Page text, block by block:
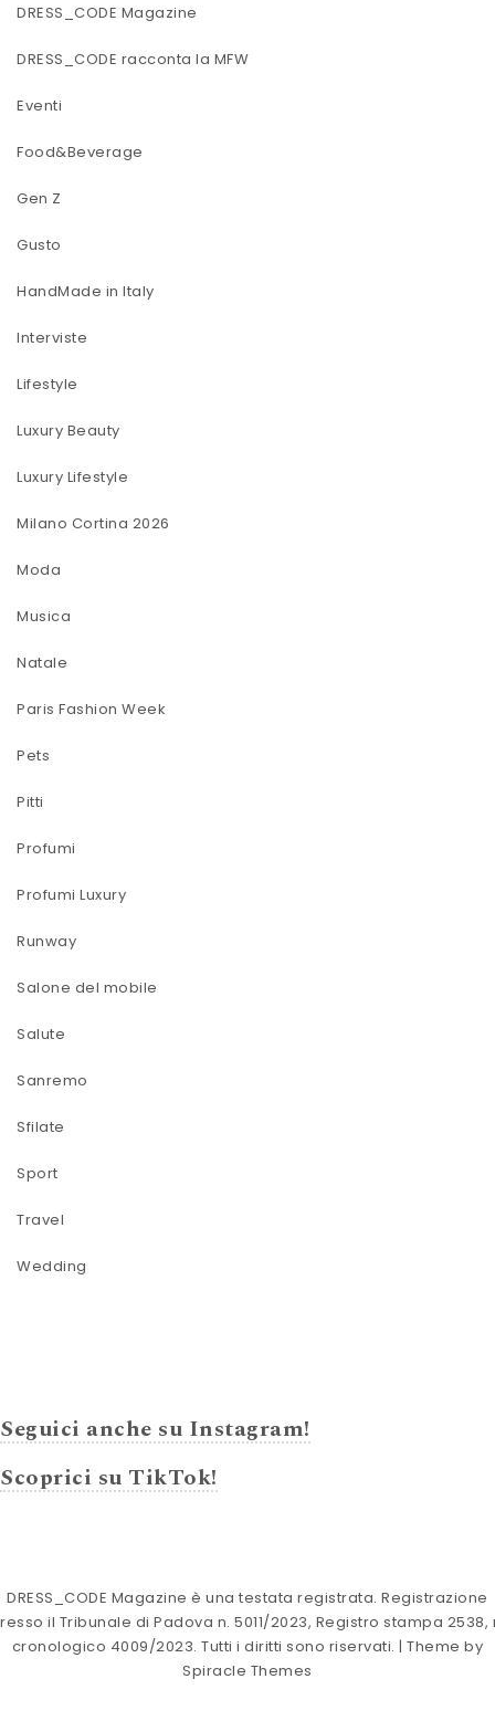
DRESS_CODE Magazine
DRESS_CODE racconta la MFW
Eventi
Food&Beverage
Gen Z
Gusto
HandMade in Italy
Interviste
Lifestyle
Luxury Beauty
Luxury Lifestyle
Milano Cortina 2026
Moda
Musica
Natale
Paris Fashion Week
Pets
Pitti
Profumi
Profumi Luxury
Runway
Salone del mobile
Salute
Sanremo
Sfilate
Sport
Travel
Wedding
Seguici anche su Instagram!
Scoprici su TikTok!
DRESS_CODE Magazine è una testata registrata. Registrazione
il Tribunale di Padova n. 5011/2023, Registro stampa 2538,
cronologico 4009/2023. Tutti i diritti sono riservati. | Theme by
Spiracle Themes